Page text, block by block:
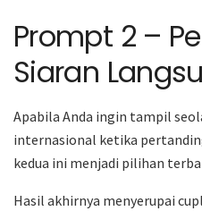
Prompt 2 –
Siaran
Apabila Anda ingin tampil
internasional ketika
kedua ini menjadi pilihan
Hasil akhirnya menyerupai